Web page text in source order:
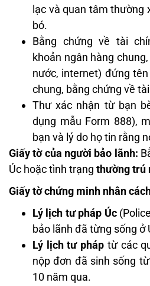
lạc và quan tâm thường
bó.
Bằng chứng về tài
khoản ngân hàng
nước, internet) đứng
chung, bằng chứng về
Thư xác nhận từ bạn
dụng mẫu Form 888),
bạn và lý do họ tin rằng
Giấy tờ của người bảo lãnh:
Úc hoặc tình trạng thường trú
Giấy tờ chứng minh nhân
Lý lịch tư pháp Úc
bảo lãnh đã từng sống ở
Lý lịch tư pháp từ các
nộp đơn đã sinh sống
10 năm qua.